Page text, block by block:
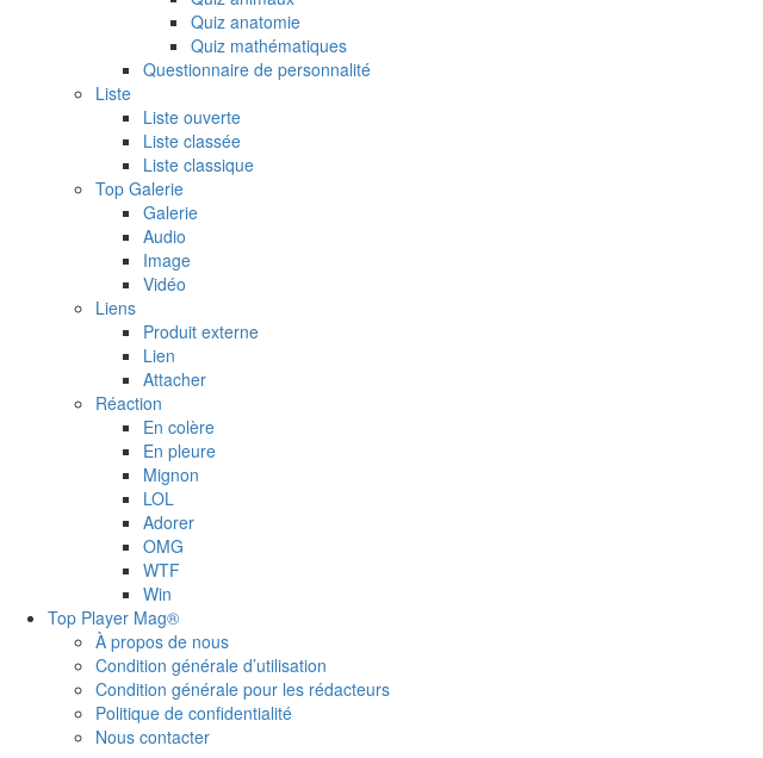
Quiz anatomie
Quiz mathématiques
Questionnaire de personnalité
Liste
Liste ouverte
Liste classée
Liste classique
Top Galerie
Galerie
Audio
Image
Vidéo
Liens
Produit externe
Lien
Attacher
Réaction
En colère
En pleure
Mignon
LOL
Adorer
OMG
WTF
Win
Top Player Mag®
À propos de nous
Condition générale d’utilisation
Condition générale pour les rédacteurs
Politique de confidentialité
Nous contacter